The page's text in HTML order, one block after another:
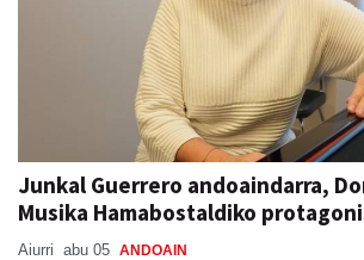
Junkal Guerrero andoaindarra,
Musika Hamabostaldiko
Aiurri abu 05 ANDOAIN